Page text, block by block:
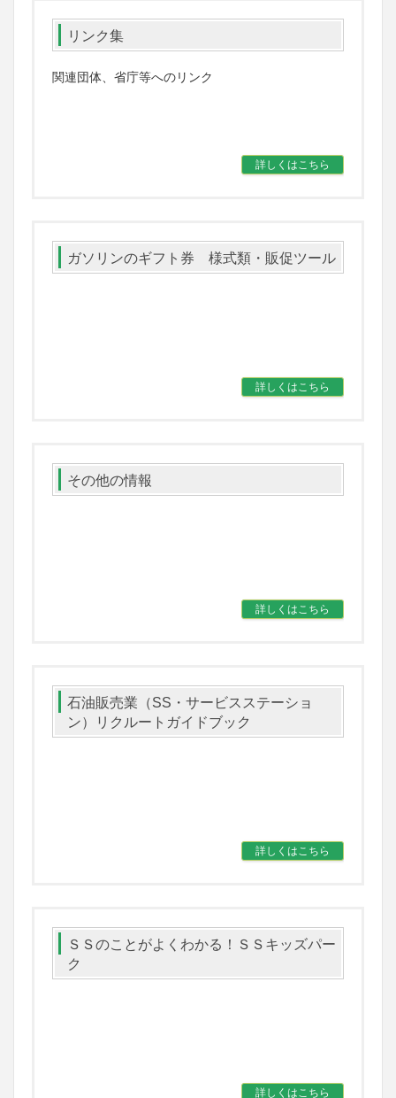
リンク集
関連団体、省庁等へのリンク
詳しくはこちら
ガソリンのギフト券 様式類・販促ツール
詳しくはこちら
その他の情報
詳しくはこちら
石油販売業（SS・サービスステーショ
ン）リクルートガイドブック
詳しくはこちら
ＳＳのことがよくわかる！ＳＳキッズパー
ク
詳しくはこちら